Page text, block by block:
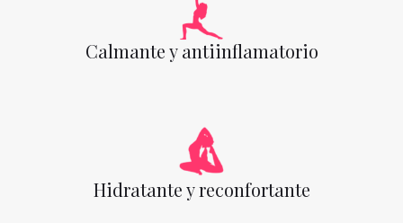
Calmante y antiinflamatorio
Hidratante y reconfortante